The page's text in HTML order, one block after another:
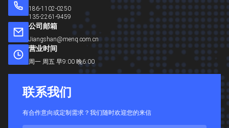
186-1102-0250
135-2261-9459
公司邮箱
Jiangshan@menq.com.cn
营业时间
周一 周五 早9:00 晚6:00
联系我们
有合作意向或定制需求？我们随时欢迎您的来信